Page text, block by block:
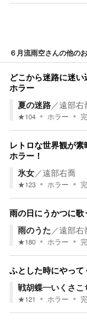
６月流雨空さんの他の
どこから迷路に迷
ホラー
夏の迷路／遠部右
★104 ホラー
レトロな世界観が
ホラー！
氷女／遠部右喬
★123 ホラー
雨の日にうかつに歌
雨のうた ／遠部右
★180 ホラー
ふとした時にやって
戦胡蝶―いくさ
★121 ホラー